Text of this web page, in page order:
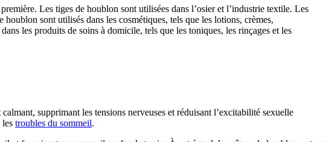
Les tiges de houblon sont utilisées dans l’osier et l’industrie textile. Les
sont utilisés dans les cosmétiques, tels que les lotions, crèmes,
les produits de soins à domicile, tels que les toniques, les rinçages et les
supprimant les tensions nerveuses et réduisant l’excitabilité sexuelle
les troubles du sommeil.